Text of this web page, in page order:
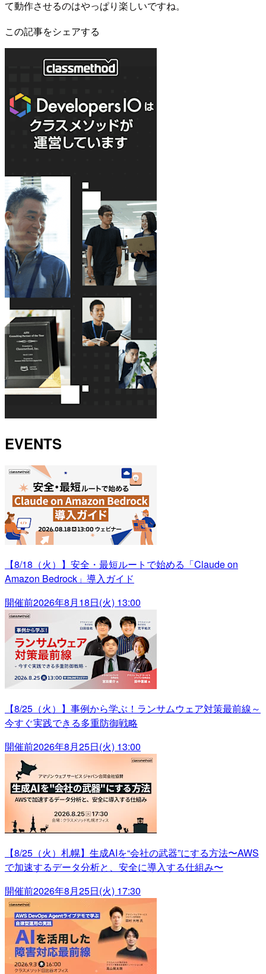
て動作させるのはやっぱり楽しいですね。
この記事をシェアする
EVENTS
【8/18（火）】安全・最短ルートで始める「Claude on
Amazon Bedrock」導入ガイド
開催前2026年8月18日(火) 13:00
【8/25（火）】事例から学ぶ！ランサムウェア対策最前線～
今すぐ実践できる多重防御戦略
開催前2026年8月25日(火) 13:00
【8/25（火）札幌】生成AIを“会社の武器”にする方法〜AWS
で加速するデータ分析と、安全に導入する仕組み〜
開催前2026年8月25日(火) 17:30